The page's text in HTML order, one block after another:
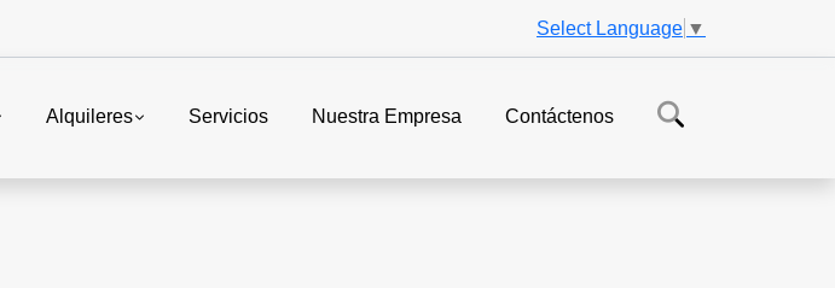
Select Language ▼
Alquileres Servicios Nuestra Empresa Contáctenos